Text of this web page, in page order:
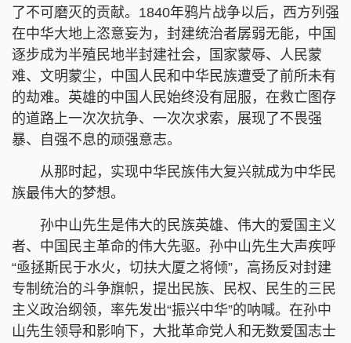
了不可磨灭的贡献。1840年鸦片战争以后，西方列强
在中华大地上恣意妄为，封建统治者孱弱无能，中国
逐步成为半殖民地半封建社会，国家蒙辱、人民蒙
难、文明蒙尘，中国人民和中华民族遭受了前所未有
的劫难。英雄的中国人民始终没有屈服，在救亡图存
的道路上一次次抗争、一次次求索，展现了不畏强
暴、自强不息的顽强意志。
从那时起，实现中华民族伟大复兴就成为中华民
族最伟大的梦想。
孙中山先生是伟大的民族英雄、伟大的爱国主义
者、中国民主革命的伟大先驱。孙中山先生大声疾呼
“亟拯斯民于水火，切扶大厦之将倾”，高扬反对封建
专制统治的斗争旗帜，提出民族、民权、民生的三民
主义政治纲领，率先发出“振兴中华”的呐喊。在孙中
山先生领导和影响下，大批革命党人和无数爱国志士